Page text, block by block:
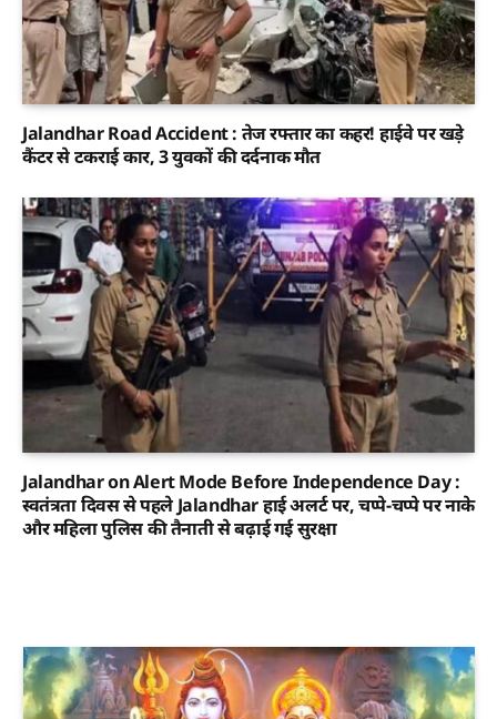
Jalandhar Road Accident : तेज रफ्तार का कहर! हाईवे पर खड़े
कैंटर से टकराई कार, 3 युवकों की दर्दनाक मौत
Jalandhar on Alert Mode Before Independence Day :
स्वतंत्रता दिवस से पहले Jalandhar हाई अलर्ट पर, चप्पे-चप्पे पर नाके
और महिला पुलिस की तैनाती से बढ़ाई गई सुरक्षा